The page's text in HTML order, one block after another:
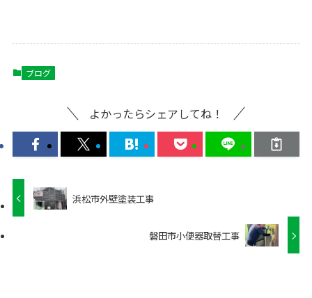
ブログ
よかったらシェアしてね！
浜松市外壁塗装工事
磐田市小便器取替工事